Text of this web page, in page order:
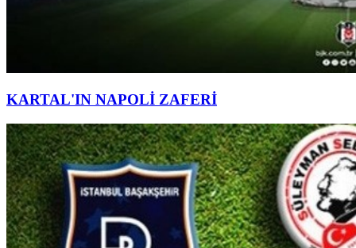
KARTAL'IN NAPOLİ ZAFERİ